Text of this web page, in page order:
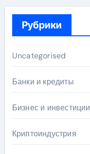
Рубрики
Uncategorised
Банки и кредиты
Бизнес и инвестиции
Криптоиндустрия